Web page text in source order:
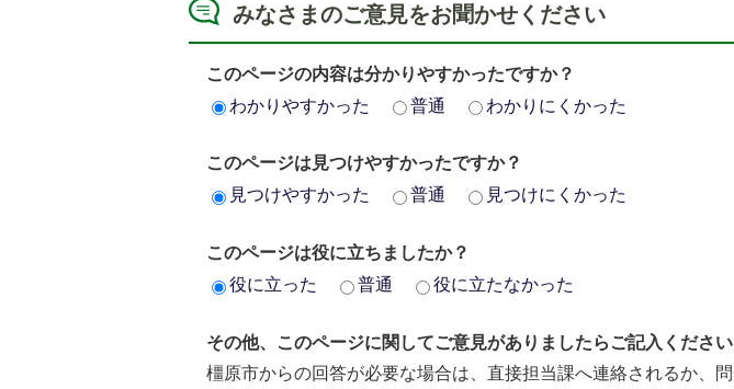
みなさまのご意見をお聞かせください
このページの内容は分かりやすかったですか？
わかりやすかった
普通 わかりにくかった
このページは見つけやすかったですか？
見つけやすかった
普通 見つけにくかった
このページは役に立ちましたか？
役に立った
普通 役に立たなかった
その他、このページに関してご意見がありましたらご記入ください
橿原市からの回答が必要な場合は、直接担当課へ連絡されるか、